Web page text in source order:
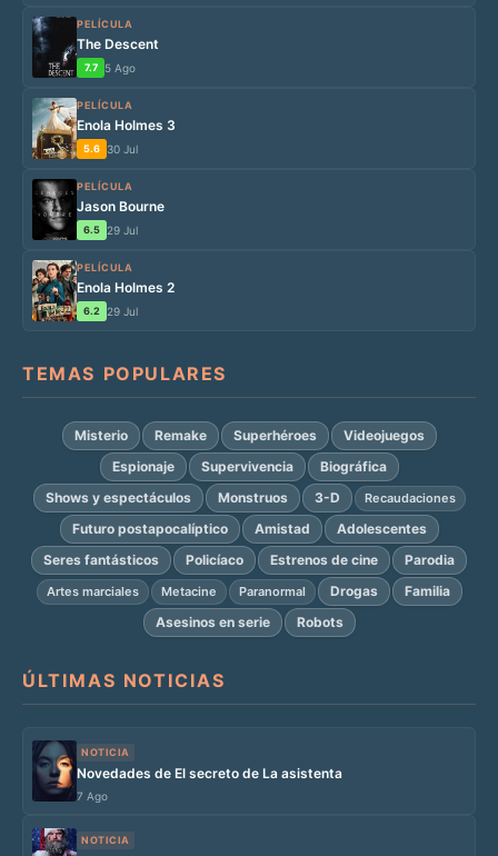
PELÍCULA
The Descent
7.7 5 Ago
PELÍCULA
Enola Holmes 3
5.6 30 Jul
PELÍCULA
Jason Bourne
6.5 29 Jul
PELÍCULA
Enola Holmes 2
6.2 29 Jul
TEMAS POPULARES
Misterio Remake Superhéroes
Videojuegos
Espionaje
Supervivencia
Biográfica
Shows y espectáculos
Monstruos 3-D Recaudaciones
Futuro postapocalíptico Amistad
Adolescentes
Seres fantásticos
Policíaco Estrenos de cine Parodia
Artes marciales Metacine Paranormal Drogas
Familia
Asesinos en serie
Robots
ÚLTIMAS NOTICIAS
NOTICIA
Novedades de El secreto de La asistenta
7 Ago
NOTICIA